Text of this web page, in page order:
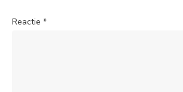
Reactie *